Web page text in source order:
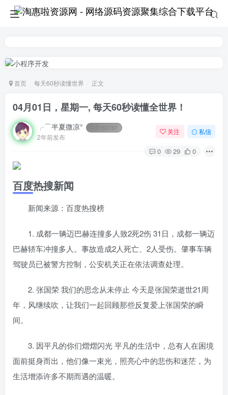
首页 每天60秒读懂世界 正文
04月01日，星期一, 每天60秒读懂全世界！
╭⌒半夏微凉° 65787
2年前发布
关注 私信
0 29 0
百度热搜新闻
新闻来源：百度热搜榜
1. 成都一辆迈巴赫连撞多人致2死2伤 31日，成都一辆迈
巴赫轿车冲撞多人。事故造成2人死亡、2人受伤。肇事车辆
驾驶员已被警方控制，公安机关正在依法调查处理。
2. 张国荣 我们的思念从未停止 今天是张国荣逝世21周
年，风继续吹，让我们一起回顾那些反复爱上张国荣的瞬
间。
3. 因平凡的你们熠熠闪光 平凡的生活中，总有人在困境
面前挺身而出，他们像一束光，照亮心中的悲伤和迷茫，为
生活增添许多不期而遇的温暖。